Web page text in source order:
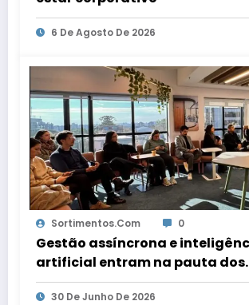
6 De Agosto De 2026
Sortimentos.com 0
Gestão assíncrona e
artificial entram na pauta dos
escritórios de arquitetura
30 De Junho De 2026